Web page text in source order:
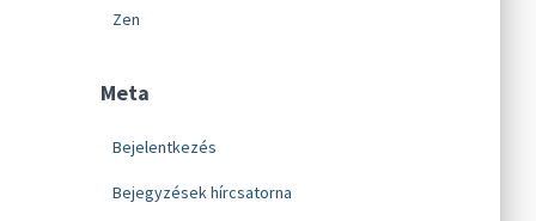
Zen
Meta
Bejelentkezés
Bejegyzések hírcsatorna